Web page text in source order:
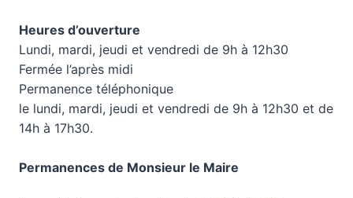
Heures d’ouverture
Lundi, mardi, jeudi et vendredi de 9h à 12h30
Fermée l’après midi
Permanence téléphonique
le lundi, mardi, jeudi et vendredi de 9h à 12h30 et de
14h à 17h30.
Permanences de Monsieur le Maire